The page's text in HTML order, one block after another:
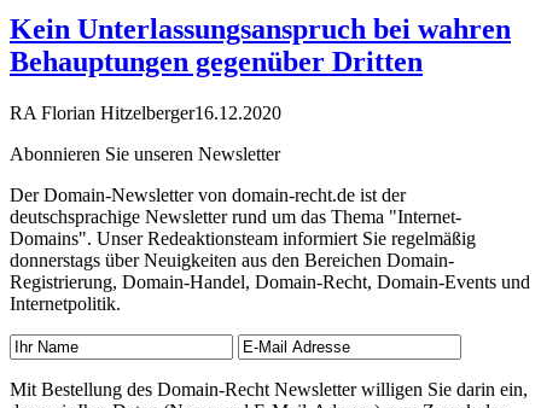
Kein Unterlassungsanspruch bei wahren
Behauptungen gegenüber Dritten
RA Florian Hitzelberger16.12.2020
Abonnieren Sie unseren Newsletter
Der Domain-Newsletter von domain-recht.de ist der
deutschsprachige Newsletter rund um das Thema "Internet-
Domains". Unser Redeaktionsteam informiert Sie regelmäßig
donnerstags über Neuigkeiten aus den Bereichen Domain-
Registrierung, Domain-Handel, Domain-Recht, Domain-Events und
Internetpolitik.
Mit Bestellung des Domain-Recht Newsletter willigen Sie darin ein,